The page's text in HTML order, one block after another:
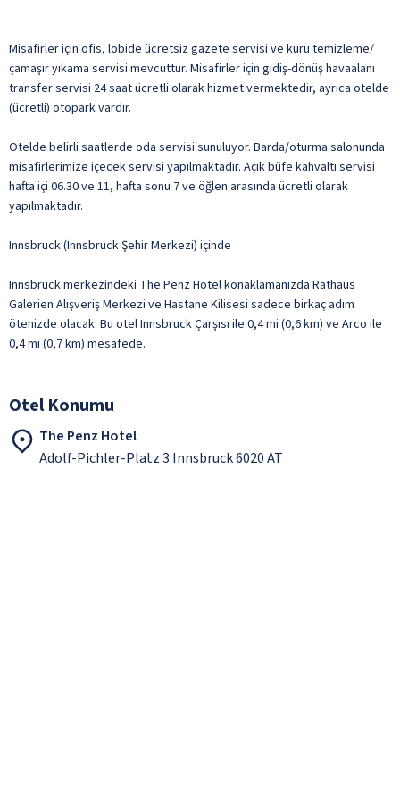
Misafirler için ofis, lobide ücretsiz gazete servisi ve kuru temizleme/
çamaşır yıkama servisi mevcuttur. Misafirler için gidiş-dönüş havaalanı
transfer servisi 24 saat ücretli olarak hizmet vermektedir, ayrıca otelde
(ücretli) otopark vardır.
Otelde belirli saatlerde oda servisi sunuluyor. Barda/oturma salonunda
misafirlerimize içecek servisi yapılmaktadır. Açık büfe kahvaltı servisi
hafta içi 06.30 ve 11, hafta sonu 7 ve öğlen arasında ücretli olarak
yapılmaktadır.
Innsbruck (Innsbruck Şehir Merkezi) içinde
Innsbruck merkezindeki The Penz Hotel konaklamanızda Rathaus
Galerien Alışveriş Merkezi ve Hastane Kilisesi sadece birkaç adım
ötenizde olacak. Bu otel Innsbruck Çarşısı ile 0,4 mi (0,6 km) ve Arco ile
0,4 mi (0,7 km) mesafede.
Otel Konumu
The Penz Hotel
Adolf-Pichler-Platz 3 Innsbruck 6020 AT